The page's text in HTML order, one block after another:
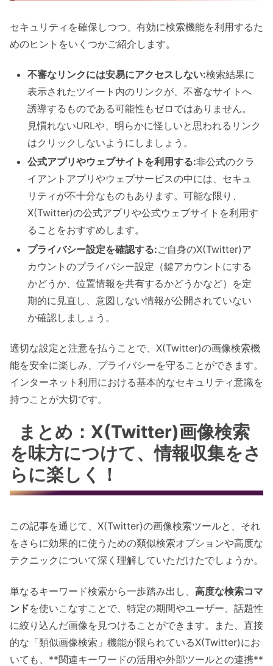
セキュリティを確保しつつ、有効に検索機能を利用するた
めのヒントをいくつかご紹介します。
不審なリンクには安易にアクセスしない:検索結果に
表示されたツイート内のリンクが、不審なサイトへ
誘導するものである可能性もゼロではありません。
見慣れないURLや、明らかに怪しいと思われるリンク
はクリックしないようにしましょう。
公式アプリやウェブサイトを利用する:非公式のクラ
イアントアプリやウェブサービスの中には、セキュ
リティが不十分なものもあります。可能な限り、
X(Twitter)の公式アプリや公式ウェブサイトを利用す
ることをおすすめします。
プライバシー設定を確認する:ご自身のX(Twitter)ア
カウントのプライバシー設定（鍵アカウントにする
かどうか、位置情報を共有するかどうかなど）を定
期的に見直し、意図しない情報が公開されていない
か確認しましょう。
適切な設定と注意を払うことで、X(Twitter)の画像検索機
能を安全に楽しみ、プライバシーを守ることができます。
インターネット利用における基本的なセキュリティ意識を
持つことが大切です。
まとめ：X(Twitter)画像検索
を味方につけて、情報収集をさ
らに楽しく！
この記事を通じて、X(Twitter)の画像検索ツールと、それ
をさらに効果的に使うための類似検索オプションや高度な
テクニックについて深く理解していただけたでしょうか。
単なるキーワード検索から一歩踏み出し、 高度な検索コマ
ンドを使いこなすことで、特定の期間やユーザー、話題性
に絞り込んだ画像を見つけることができます。また、直接
的な「類似画像検索」機能が限られているX(Twitter)にお
いても、**関連キーワードの活用や外部ツールとの連携**